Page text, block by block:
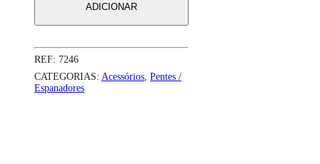
ADICIONAR
REF: 7246
CATEGORIAS: Acessórios Pentes /
Espanadores